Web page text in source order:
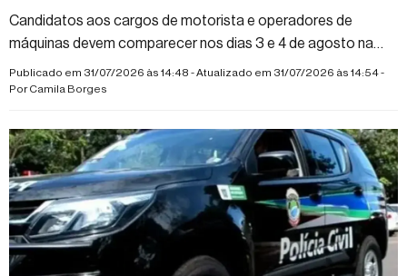
Candidatos aos cargos de motorista e operadores de
máquinas devem comparecer nos dias 3 e 4 de agosto na
Secretaria Municipal de Agricultura e Pecuária
Publicado em 31/07/2026 às 14:48 - Atualizado em 31/07/2026 às 14:54 -
PorCamila Borges